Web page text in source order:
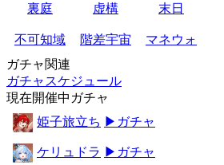
裏庭 虚構 末日
不可知域 階差宇宙
マネウォ
ガチャ関連
ガチャスケジュール
現在開催中ガチャ
姫子旅立ち ▶ガチャ
ケリュドラ ▶ガチャ